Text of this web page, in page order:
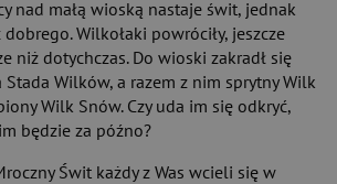
nad małą wioską nastaje świt, jednak
Wilkołaki powróciły, jeszcze
niż dotychczas. Do wioski zakradł się
Stada Wilków, a razem z nim sprytny Wilk
Wilk Snów. Czy uda im się odkryć,
będzie za późno?
Świt każdy z Was wcieli się w